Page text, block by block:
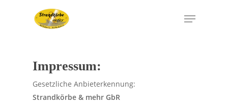
Impressum:
Gesetzliche Anbieterkennung:
Strandkörbe & mehr GbR